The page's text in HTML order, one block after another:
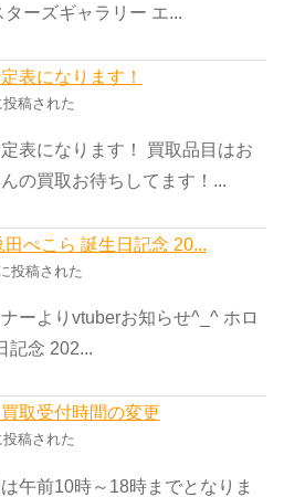
ーズギャラリー エ...
表になります！
稿された
表になります！ 買取品目はお
の買取お待ちしてます！...
ぺこら 誕生日記念 20...
投稿された
ーよりvtuberお知らせ^_^ ホロ
記念 202...
買取受付時間の変更
稿された
午前10時～18時までとなりま